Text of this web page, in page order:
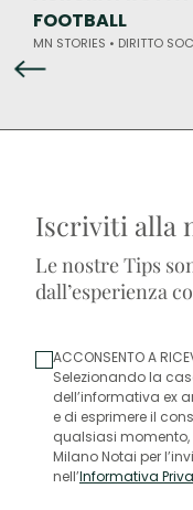
FOOTBALL
MN STORIES • DIRITTO
Iscriviti alla
Le nostre Tips
dall’esperienza
ACCONSENTO A
Selezionando la
dell’informativa ex
e di esprimere il
qualsiasi
Milano Notai per
nell’Informativa